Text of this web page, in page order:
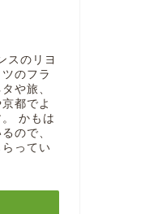
スのリヨ
のフラ
や旅、
都でよ
かもは
ので、
ってい